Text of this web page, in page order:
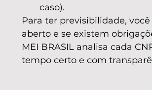
caso).
Para ter previsibilidade,
aberto e se existem
MEI BRASIL analisa cada
tempo certo e com